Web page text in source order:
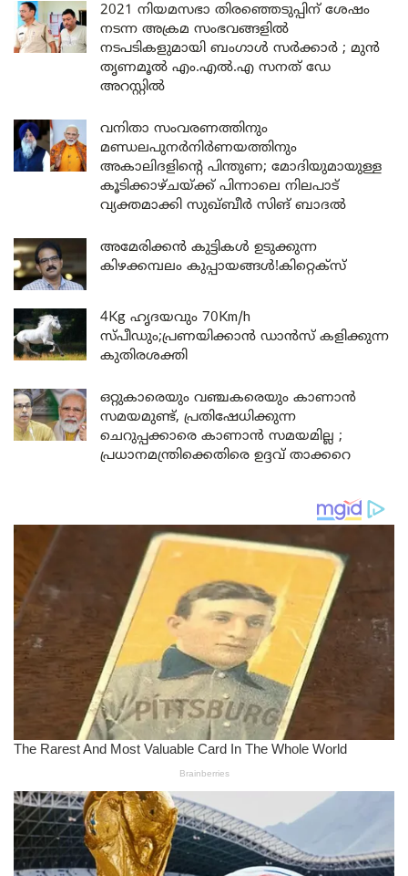
2021 നിയമസഭാ തിരഞ്ഞെടുപ്പിന് ശേഷം
നടന്ന അക്രമ സംഭവങ്ങളിൽ
നടപടികളുമായി ബംഗാൾ സർക്കാർ ; മുൻ
തൃണമൂൽ എം.എൽ.എ സനത് ഡേ
അറസ്റ്റിൽ
വനിതാ സംവരണത്തിനും
മണ്ഡലപുനർനിർണയത്തിനും
അകാലിദളിന്റെ പിന്തുണ; മോദിയുമായുള്ള
കൂടിക്കാഴ്ചയ്ക്ക് പിന്നാലെ നിലപാട്
വ്യക്തമാക്കി സുഖ്ബീർ സിങ് ബാദൽ
അമേരിക്കൻ കുട്ടികൾ ഉടുക്കുന്ന
കിഴക്കമ്പലം കുപ്പായങ്ങൾ!കിറ്റെക്സ്
4Kg ഹൃദയവും 70Km/h
സ്പീഡും;പ്രണയിക്കാൻ ഡാൻസ് കളിക്കുന്ന
കുതിരശക്തി
ഒറ്റുകാരെയും വഞ്ചകരെയും കാണാൻ
സമയമുണ്ട്, പ്രതിഷേധിക്കുന്ന
ചെറുപ്പക്കാരെ കാണാൻ സമയമില്ല ;
പ്രധാനമന്ത്രിക്കെതിരെ ഉദ്ദവ് താക്കറെ